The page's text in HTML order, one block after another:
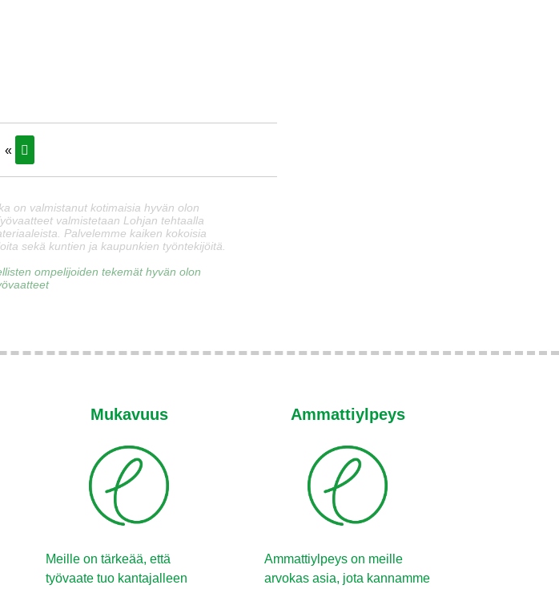
«
on valmistanut kotimaisia hyvän olon
valmistetaan Lohjan tehtaalla
Palvelemme kaiken kokoisia
sekä kuntien ja kaupunkien työntekijöitä.
ompelijoiden tekemät hyvän olon
Mukavuus
Meille on tärkeää, että
työvaate tuo kantajalleen
Ammattiylpeys
Ammattiylpeys on meille
arvokas asia, jota kannamme